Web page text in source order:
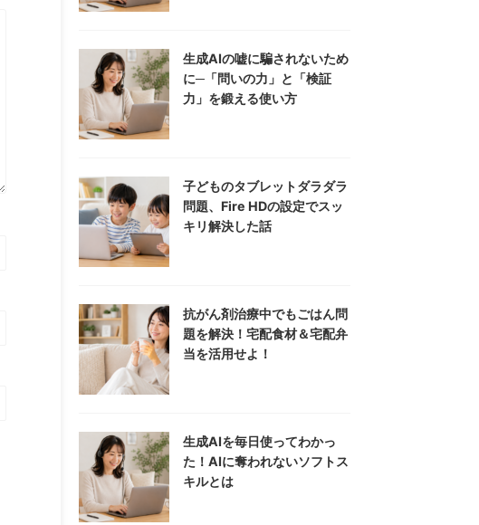
生成AIの嘘に騙されないため
に─「問いの力」と「検証
力」を鍛える使い方
子どものタブレットダラダラ
問題、Fire HDの設定でスッ
キリ解決した話
抗がん剤治療中でもごはん問
題を解決！宅配食材＆宅配弁
当を活用せよ！
生成AIを毎日使ってわかっ
た！AIに奪われないソフトス
キルとは